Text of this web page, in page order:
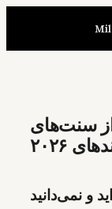
content
از سنت‌های
۲۰۲۶
و نمی‌دانید